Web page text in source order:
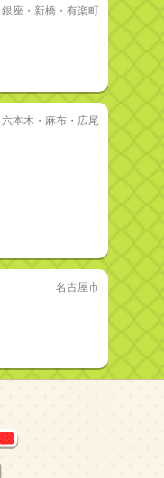
銀座・新橋・有楽町
六本木・麻布・広尾
名古屋市